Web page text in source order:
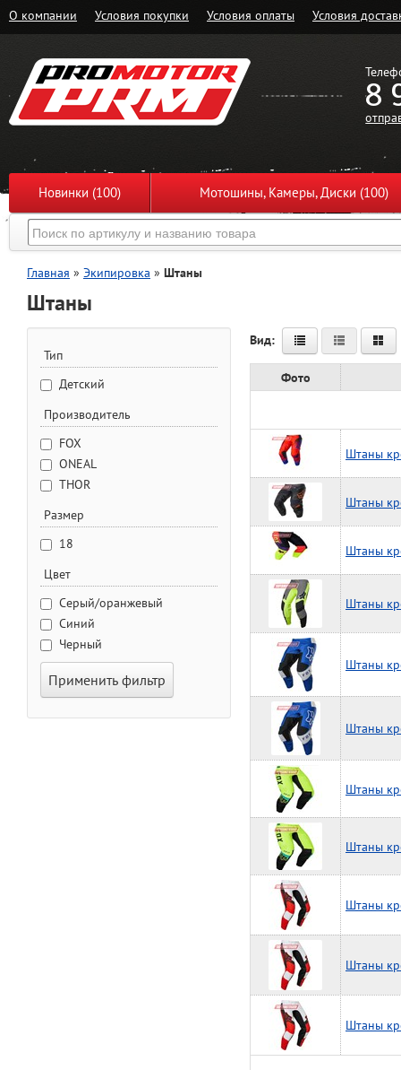
О компании Условия покупки Условия оплаты Условия
8
Новинки (100) Мотошины, Камеры, Диски (100)
Главная » Экипировка » Штаны
Штаны
Тип
Детский
Производитель
FOX
ONEAL
THOR
Размер
18
Цвет
Серый/оранжевый
Синий
Черный
Применить фильтр
Вид:
Фото
Штаны
Штаны
Штаны
Штаны
Штаны
Штаны
Штаны
Штаны
Штаны
Штаны
Штаны